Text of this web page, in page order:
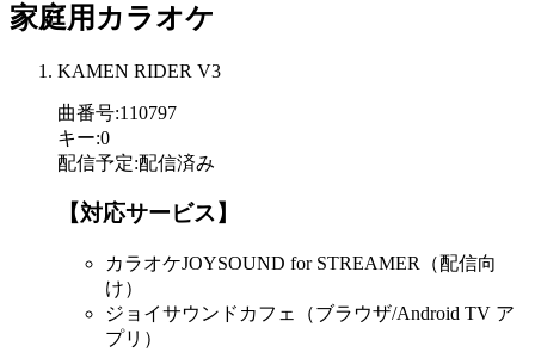
家庭用カラオケ
KAMEN RIDER V3
曲番号:110797
キー:0
配信予定:配信済み
【対応サービス】
カラオケJOYSOUND for STREAMER（配信向
け）
ジョイサウンドカフェ（ブラウザ/Android TV ア
プリ）